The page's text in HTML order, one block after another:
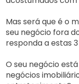
Mas será que é o
seu negócio fora
responda a estas
O seu negócio
negócios